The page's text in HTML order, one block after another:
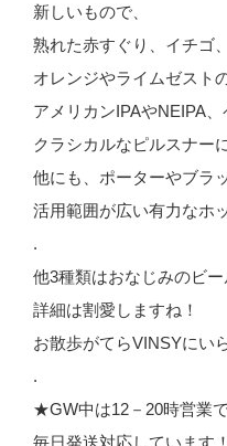
新しいもので、
熟れた赤すぐり、イチゴ
オレンジやライムゼスト
アメリカンIPAやNEIPA、
クラシカルなピルスナー
他にも、ポーターやブラ
活用範囲が広い有力なホ
.
他3種類はおなじみのビ
詳細は割愛しますね！
お散歩がてらVINSYにい
.
★GW中は12－20時営業
毎日発送対応しています！